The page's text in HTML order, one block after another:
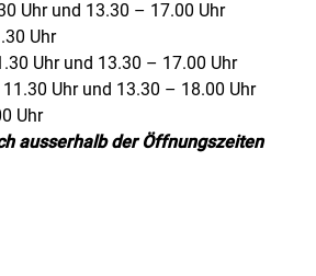
Uhr und 13.30 – 17.00 Uhr
Uhr
Uhr und 13.30 – 17.00 Uhr
Uhr und 13.30 – 18.00 Uhr
Uhr
ausserhalb der Öffnungszeiten